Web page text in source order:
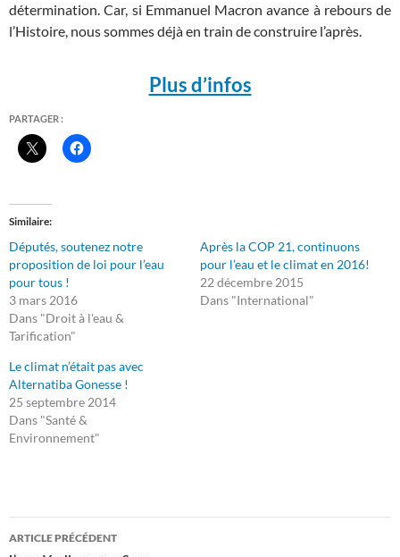
détermination. Car, si Emmanuel Macron avance à rebours de
l’Histoire, nous sommes déjà en train de construire l’après.
Plus d’infos
PARTAGER :
Similaire
Députés, soutenez notre
proposition de loi pour l’eau
pour tous !
3 mars 2016
Dans "Droit à l'eau &
Tarification"
Après la COP 21, continuons
pour l’eau et le climat en 2016!
22 décembre 2015
Dans "International"
Le climat n’était pas avec
Alternatiba Gonesse !
25 septembre 2014
Dans "Santé &
Environnement"
Navigation
ARTICLE PRÉCÉDENT